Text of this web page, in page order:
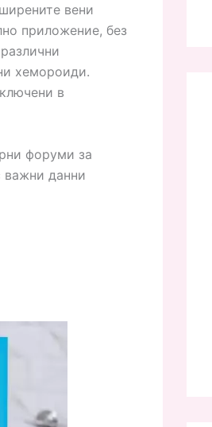
вени
приложение, без
хемороиди.
в
форуми за
важни данни